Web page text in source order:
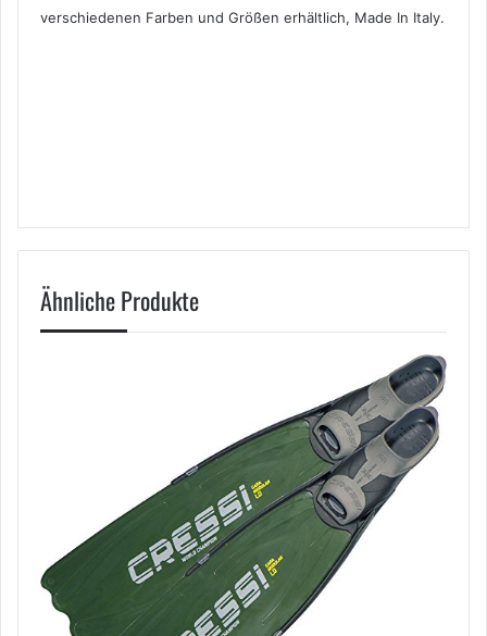
verschiedenen Farben und Größen erhältlich, Made In Italy.
Ähnliche Produkte